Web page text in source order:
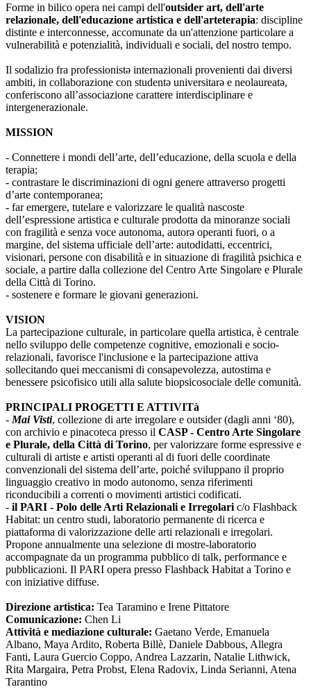
Forme in bilico opera nei campi dell'outsider art, dell'arte
relazionale, dell'educazione artistica e dell'arteterapia: discipline
distinte e interconnesse, accomunate da un'attenzione particolare a
vulnerabilità e potenzialità, individuali e sociali, del nostro tempo.
Il sodalizio fra professionistə internazionali provenienti dai diversi
ambiti, in collaborazione con studentə universitarə e neolaureatə,
conferiscono all’associazione carattere interdisciplinare e
intergenerazionale.
MISSION
- Connettere i mondi dell’arte, dell’educazione, della scuola e della
terapia;
- contrastare le discriminazioni di ogni genere attraverso progetti
d’arte contemporanea;
- far emergere, tutelare e valorizzare le qualità nascoste
dell’espressione artistica e culturale prodotta da minoranze sociali
con fragilità e senza voce autonoma, autorə operanti fuori, o a
margine, del sistema ufficiale dell’arte: autodidatti, eccentrici,
visionari, persone con disabilità e in situazione di fragilità psichica e
sociale, a partire dalla collezione del Centro Arte Singolare e Plurale
della Città di Torino.
- sostenere e formare le giovani generazioni.
VISION
La partecipazione culturale, in particolare quella artistica, è centrale
nello sviluppo delle competenze cognitive, emozionali e socio-
relazionali, favorisce l'inclusione e la partecipazione attiva
sollecitando quei meccanismi di consapevolezza, autostima e
benessere psicofisico utili alla salute biopsicosociale delle comunità.
PRINCIPALI PROGETTI E ATTIVITà
- Mai Visti, collezione di arte irregolare e outsider (dagli anni ‘80),
con archivio e pinacoteca presso il CASP - Centro Arte Singolare
e Plurale, della Città di Torino, per valorizzare forme espressive e
culturali di artiste e artisti operanti al di fuori delle coordinate
convenzionali del sistema dell’arte, poiché sviluppano il proprio
linguaggio creativo in modo autonomo, senza riferimenti
riconducibili a correnti o movimenti artistici codificati.
- il PARI - Polo delle Arti Relazionali e Irregolari c/o Flashback
Habitat: un centro studi, laboratorio permanente di ricerca e
piattaforma di valorizzazione delle arti relazionali e irregolari.
Propone annualmente una selezione di mostre-laboratorio
accompagnate da un programma pubblico di talk, performance e
pubblicazioni. Il PARI opera presso Flashback Habitat a Torino e
con iniziative diffuse.
Direzione artistica: Tea Taramino e Irene Pittatore
Comunicazione: Chen Li
Attività e mediazione culturale: Gaetano Verde, Emanuela
Albano, Maya Ardito, Roberta Billè, Daniele Dabbous, Allegra
Fanti, Laura Guercio Coppo, Andrea Lazzarin, Natalie Lithwick,
Rita Margaira, Petra Probst, Elena Radovix, Linda Serianni, Atena
Tarantino